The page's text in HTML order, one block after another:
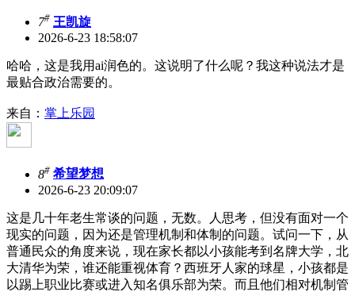
7# 王凯旋
2026-6-23 18:58:07
哈哈，这是我用ai润色的。这说明了什么呢？我这种说法才是
最贴合政治需要的。
来自： 掌上乐园
8# 希望梦想
2026-6-23 20:09:07
这是几十年老生常谈的问题，无数。人思考，但没有面对一个
现实的问题，因为还是管理机制和体制的问题。试问一下，从
普通民众的角度来说，现在家长都以小孩能考到名牌大学，北
大清华为荣，谁还能重视体育？西班牙人家的球星，小孩都是
以踢上职业比赛或进入知名俱乐部为荣。而且他们相对机制管